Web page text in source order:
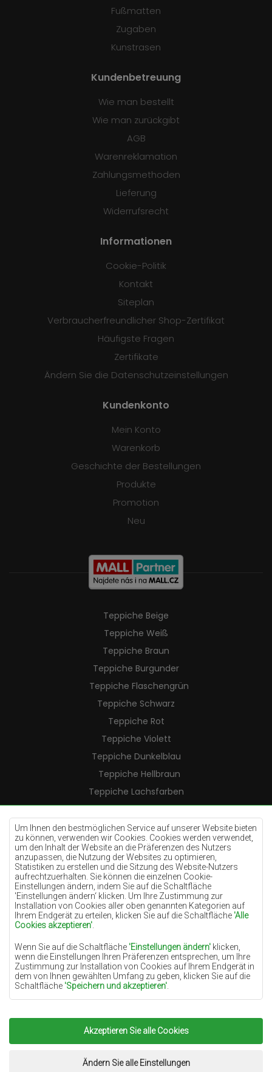
Um Ihnen den bestmöglichen Service auf unserer Website bieten
zu können, verwenden wir Cookies. Cookies werden verwendet,
um den Inhalt der Website an die Präferenzen des Nutzers
anzupassen, die Nutzung der Websites zu optimieren,
Statistiken zu erstellen und die Sitzung des Website-Nutzers
aufrechtzuerhalten. Sie können die einzelnen Cookie-
Einstellungen ändern, indem Sie auf die Schaltfläche
'Einstellungen ändern‘ klicken. Um Ihre Zustimmung zur
Installation von Cookies aller oben genannten Kategorien auf
Ihrem Endgerät zu erteilen, klicken Sie auf die Schaltfläche 'Alle
Cookies akzeptieren'
Wenn Sie auf die Schaltfläche 'Einstellungen ändern' klicken,
wenn die Einstellungen Ihren Präferenzen entsprechen, um Ihre
Zustimmung zur Installation von Cookies auf Ihrem Endgerät in
dem von Ihnen gewählten Umfang zu geben, klicken Sie auf die
Schaltfläche 'Speichern und akzeptieren'
Grundlage für die Verarbeitung das berechtigte Interesse des
Datenverwalters (TEPPICHECHEMEX) oder Dritter in Form der
Bereitstellung qualitativ hochwertiger Dienste auf unserer
Website und der Marketingaktivitäten des Datenverwalters und
seiner vertrauenswürdigen Partner.
Akzeptieren Sie alle Cookies
Ändern Sie alle Einstellungen
Fußmatten
Zugaben
Kunstrasen
Kundenbetreuung
Wie man bestellt
Wie man zurückgibt
AGB
Warenreklamation
Zahlungsmethoden
Lieferung
Widerrufsrecht
Informationen
Cookie-Politik
Kontakt
Siteplan
Verbraucherfreundlicher Shop-Zertifikat
Häufigste Fragen
Zertifikate
Ändern Sie die Datenschutzeinstellungen
Kundenkonto
Mein Konto
Warenkorb
Geschichte der Bestellungen
Produkte
Promotion
Neu
Teppiche Beige
Teppiche Weiß
Teppiche Braun
Teppiche Burgunder
Teppiche Flaschengrün
Teppiche Schwarz
Teppiche Rot
Teppiche Violett
Teppiche Dunkelblau
Teppiche Hellbraun
Teppiche Lachsfarben
Teppiche Cremefarben
Teppiche Lilac
Teppiche Gelb
Teppiche Pfefferminz
Teppiche Blau
Teppiche Orange
Teppiche Rosa
Teppiche Terrakotte
Teppiche Grün
Teppiche Golden
Copyright 2022Teppiche Chemex.Alle Rechte
Umsetzung:www.dimax.pl